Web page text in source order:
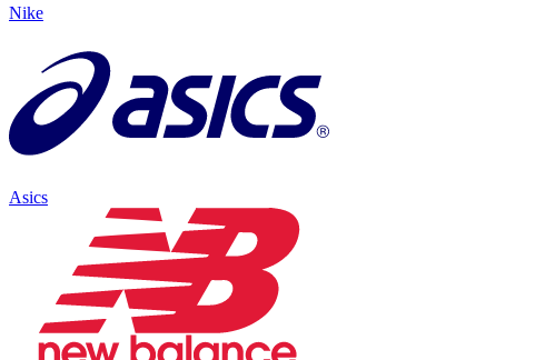
Nike
Asics